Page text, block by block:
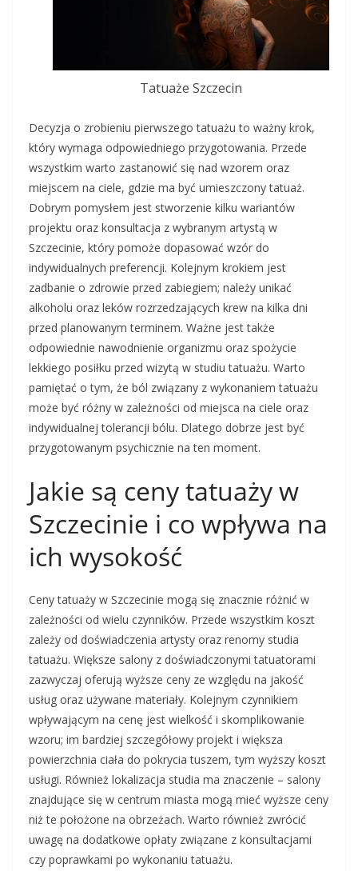
Tatuaże Szczecin
Decyzja o zrobieniu pierwszego tatuażu to ważny krok,
który wymaga odpowiedniego przygotowania. Przede
wszystkim warto zastanowić się nad wzorem oraz
miejscem na ciele, gdzie ma być umieszczony tatuaż.
Dobrym pomysłem jest stworzenie kilku wariantów
projektu oraz konsultacja z wybranym artystą w
Szczecinie, który pomoże dopasować wzór do
indywidualnych preferencji. Kolejnym krokiem jest
zadbanie o zdrowie przed zabiegiem; należy unikać
alkoholu oraz leków rozrzedzających krew na kilka dni
przed planowanym terminem. Ważne jest także
odpowiednie nawodnienie organizmu oraz spożycie
lekkiego posiłku przed wizytą w studiu tatuażu. Warto
pamiętać o tym, że ból związany z wykonaniem tatuażu
może być różny w zależności od miejsca na ciele oraz
indywidualnej tolerancji bólu. Dlatego dobrze jest być
przygotowanym psychicznie na ten moment.
Jakie są ceny tatuaży w
Szczecinie i co wpływa na
ich wysokość
Ceny tatuaży w Szczecinie mogą się znacznie różnić w
zależności od wielu czynników. Przede wszystkim koszt
zależy od doświadczenia artysty oraz renomy studia
tatuażu. Większe salony z doświadczonymi tatuatorami
zazwyczaj oferują wyższe ceny ze względu na jakość
usług oraz używane materiały. Kolejnym czynnikiem
wpływającym na cenę jest wielkość i skomplikowanie
wzoru; im bardziej szczegółowy projekt i większa
powierzchnia ciała do pokrycia tuszem, tym wyższy koszt
usługi. Również lokalizacja studia ma znaczenie – salony
znajdujące się w centrum miasta mogą mieć wyższe ceny
niż te położone na obrzeżach. Warto również zwrócić
uwagę na dodatkowe opłaty związane z konsultacjami
czy poprawkami po wykonaniu tatuażu.